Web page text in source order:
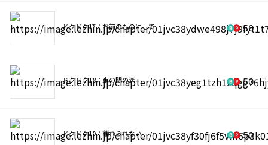
ドクドク17：お前のものにして 50
ドクドク18：束の間の恋 50
ドクドク19：離れられない 50